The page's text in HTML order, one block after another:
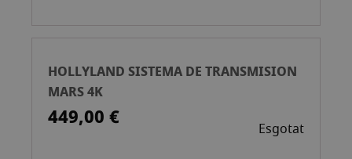
HOLLYLAND SISTEMA DE TRANSMISION
MARS 4K
449,00 € Esgotat